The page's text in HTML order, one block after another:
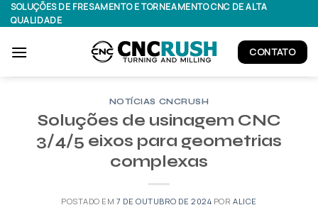
Pular
para
conteúdo
SOLUÇÕES DE FRESAMENTO E TORNEAMENTO CNC DE ALTA
QUALIDADE
CONTATO
NOTÍCIAS CNCRUSH
Soluções de usinagem CNC
3/4/5 eixos para geometrias
complexas
POSTADO EM7 DE OUTUBRO DE 2024 PORALICE